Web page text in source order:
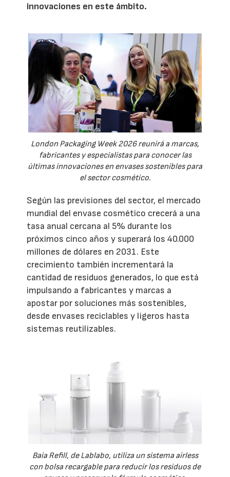
innovaciones en este ámbito.
London Packaging Week 2026 reunirá a marcas,
fabricantes y especialistas para conocer las
últimas innovaciones en envases sostenibles para
el sector cosmético.
Según las previsiones del sector, el mercado
mundial del envase cosmético crecerá a una
tasa anual cercana al 5% durante los
próximos cinco años y superará los 40.000
millones de dólares en 2031. Este
crecimiento también incrementará la
cantidad de residuos generados, lo que está
impulsando a fabricantes y marcas a
apostar por soluciones más sostenibles,
desde envases reciclables y ligeros hasta
sistemas reutilizables.
Baia Refill, de Lablabo, utiliza un sistema airless
con bolsa recargable para reducir los residuos de